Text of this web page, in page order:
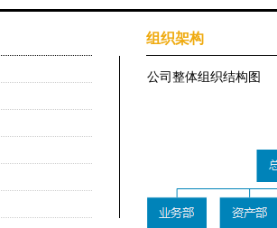
组织架构
公司整体组织结构图